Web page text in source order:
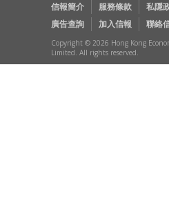
信報簡介 服務條款 私隱
廣告查詢
加入信報 聯絡
Copyright © 2026 Hong Kong
Limited. All rights reserved.